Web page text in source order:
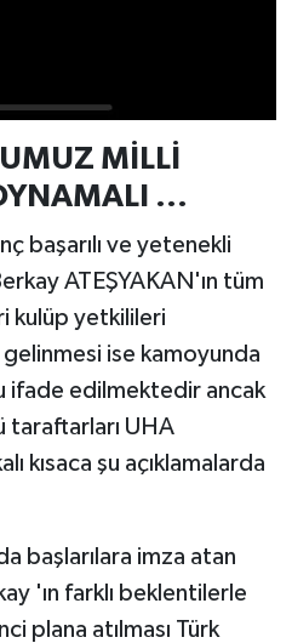
MİLLİ
...
başarılı ve yetenekli
ATEŞYAKAN'ın tüm
kulüp yetkilileri
ise kamoyunda
ifade edilmektedir ancak
taraftarları UHA
kısaca şu açıklamalarda
başlarılara imza atan
'ın farklı beklentilerle
plana atılması Türk